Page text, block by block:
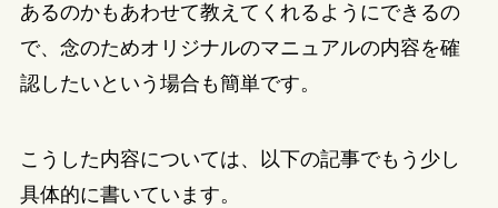
あるのかもあわせて教えてくれるようにできるの
で、念のためオリジナルのマニュアルの内容を確
認したいという場合も簡単です。
こうした内容については、以下の記事でもう少し
具体的に書いています。